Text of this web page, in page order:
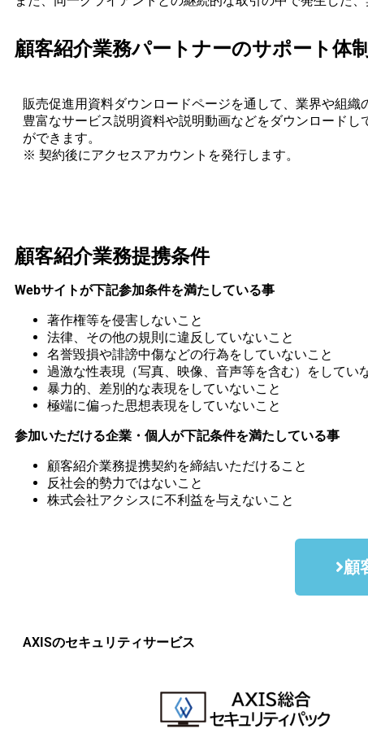
顧客紹介業務パートナーのサポート体制
販売促進用資料ダウンロードページを通して、業界や組織
豊富なサービス説明資料や説明動画などをダウンロードし
ができます。
※ 契約後にアクセスアカウントを発行します。
顧客紹介業務提携条件
Webサイトが下記参加条件を満たしている事
著作権等を侵害しないこと
法律、その他の規則に違反していないこと
名誉毀損や誹謗中傷などの行為をしていないこと
過激な性表現（写真、映像、音声等を含む）をしてい
暴力的、差別的な表現をしていないこと
極端に偏った思想表現をしていないこと
参加いただける企業・個人が下記条件を満たしている事
顧客紹介業務提携契約を締結いただけること
反社会的勢力ではないこと
株式会社アクシスに不利益を与えないこと
顧
AXISのセキュリティサービス